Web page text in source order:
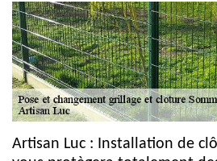
Artisan Luc : Installation de